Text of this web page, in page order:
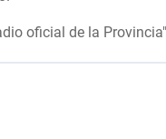
oficial de la Provincia"